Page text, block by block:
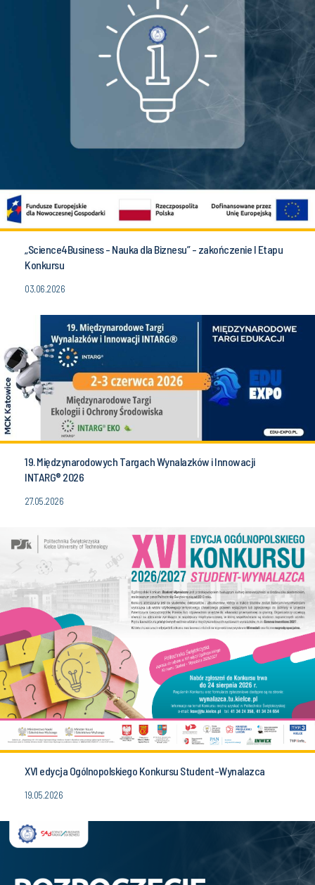
„Science4Business - Nauka dla Biznesu” - zakończenie I Etapu
Konkursu
03.06.2026
19. Międzynarodowych Targach Wynalazków i Innowacji
INTARG® 2026
27.05.2026
XVI edycja Ogólnopolskiego Konkursu Student-Wynalazca
19.05.2026